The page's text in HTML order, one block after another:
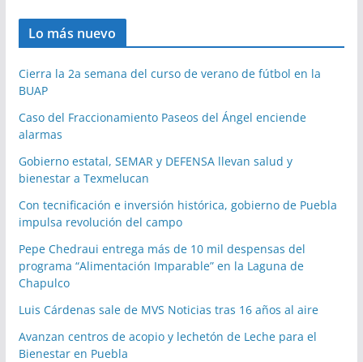
Lo más nuevo
Cierra la 2a semana del curso de verano de fútbol en la
BUAP
Caso del Fraccionamiento Paseos del Ángel enciende
alarmas
Gobierno estatal, SEMAR y DEFENSA llevan salud y
bienestar a Texmelucan
Con tecnificación e inversión histórica, gobierno de Puebla
impulsa revolución del campo
Pepe Chedraui entrega más de 10 mil despensas del
programa “Alimentación Imparable” en la Laguna de
Chapulco
Luis Cárdenas sale de MVS Noticias tras 16 años al aire
Avanzan centros de acopio y lechetón de Leche para el
Bienestar en Puebla